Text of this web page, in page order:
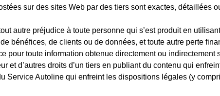
sur des sites Web par des tiers sont exactes, détaillées
autre préjudice à toute personne qui s’est produit en
bénéfices, de clients ou de données, ettoute autre perte
pour toute information obtenue directement ou indirectement
et d’autres droits d’un tiers en publiant du contenu qui
Service Autoline qui enfreint les dispositions légales (y